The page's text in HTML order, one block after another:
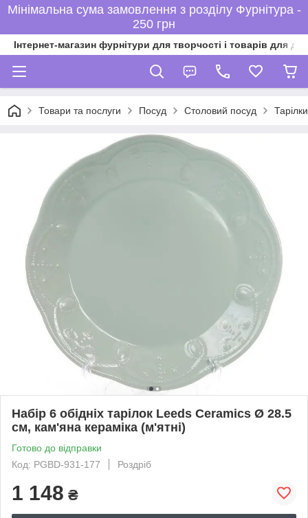
Мінімальна сума замовлення з розділу Фурнітура -
250 грн
Інтернет-магазин фурнітури для творчості і товарів для
Товари та послуги Посуд Столовий посуд Тарілки
Набір 6 обідніх тарілок Leeds Ceramics Ø 28.5
см, кам'яна кераміка (м'ятні)
Готово до відправки
Код: PGBD-931-177
Роздріб
1 148 ₴